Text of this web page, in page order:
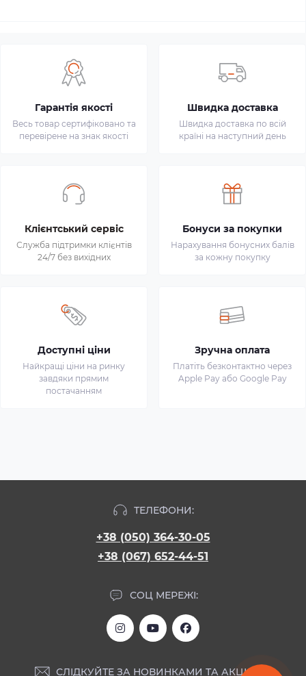
Гарантія якості
Весь товар сертифіковано та
перевірене на знак якості
Швидка доставка
Швидка доставка по всій
країні на наступний день
Клієнтський сервіс
Служба підтримки клієнтів
24/7 без вихідних
Бонуси за покупки
Нарахування бонусних балів
за кожну покупку
Доступні ціни
Найкращі ціни на ринку
завдяки прямим
постачанням
Зручна оплата
Платіть безконтактно через
Apple Pay або Google Pay
ТЕЛЕФОНИ:
+38 (050) 364-30-05
+38 (067) 652-44-51
СОЦ МЕРЕЖІ:
СЛІДКУЙТЕ ЗА НОВИНКАМИ ТА АКЦІЯМИ: